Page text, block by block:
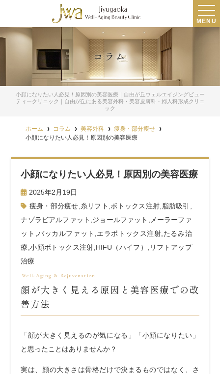
MENU
コラム
小顔になりたい人必見！原因別の美容医療｜自由が丘ウェルエイジングビュー
ティークリニック｜自由が丘にある美容外科・美容皮膚科・婦人科形成クリニ
ック
ホーム コラム 美容外科
痩身・部分痩せ
小顔になりたい人必見！原因別の美容医療
小顔になりたい人必見！原因別の美容医療
2025年2月19日
痩身・部分痩せ 糸リフト ボトックス注射 脂肪吸引
ナゾラビアルファット ジョールファット
メーラーファ
ット バッカルファット エラボトックス注射 たるみ治
療 小顔ボトックス注射 HIFU（ハイフ）
リフトアップ
治療
顔が大きく見える原因と美容医療での改
善方法
「顔が大きく見えるのが気になる」「小顔になりたい」
と思ったことはありませんか？
実は、顔の大きさは骨格だけで決まるものではなく、さ